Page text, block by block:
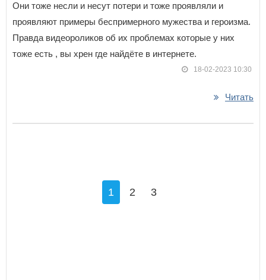
Они тоже несли и несут потери и тоже проявляли и
проявляют примеры беспримерного мужества и героизма.
Правда видеороликов об их проблемах которые у них
тоже есть , вы хрен где найдёте в интернете.
18-02-2023 10:30
Читать
1 2 3